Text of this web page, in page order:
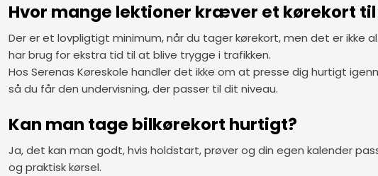
Hvor mange lektioner kræver et kørekort til
Der er et lovpligtigt minimum, når du tager kørekort, men det er ikke
har brug for ekstra tid til at blive trygge i trafikken.
Hos Serenas Køreskole handler det ikke om at presse dig hurtigt
så du får den undervisning, der passer til dit niveau.
Kan man tage bilkørekort hurtigt?
Ja, det kan man godt, hvis holdstart, prøver og din egen kalender
og praktisk kørsel.